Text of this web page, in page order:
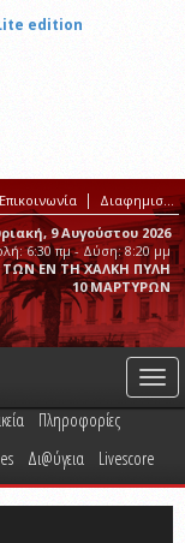
edition
Επικοινωνία
Διαφημιστείτε στο syrostoday.gr
9 Αυγούστου 2026
6:30 πμ - Δύση: 8:20 μμ
ΕΝ ΤΗ ΧΑΛΚΗ ΠΥΛΗ
10 ΜΑΡΤΥΡΩΝ
Πληροφορίες
Δι@ύγεια Livescore